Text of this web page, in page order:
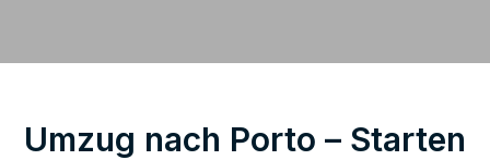
Umzug nach Porto – Starten